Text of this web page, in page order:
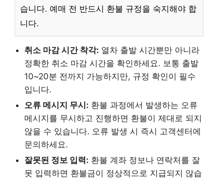
습니다. 예매 전 반드시 환불 규정을 숙지해야 합
니다.
취소 마감 시간 착각: 열차 출발 시간뿐만 아니라
정확한 취소 마감 시간을 확인하세요. 보통 출발
10~20분 전까지 가능하지만, 규정 확인이 필수
입니다.
오류 메시지 무시: 환불 과정에서 발생하는 오류
메시지를 무시하고 진행하면 환불이 제대로 되지
않을 수 있습니다. 오류 발생 시 즉시 고객센터에
문의하세요.
잘못된 정보 입력: 환불 계좌 정보나 연락처를 잘
못 입력하면 환불금이 정상적으로 지급되지 않습